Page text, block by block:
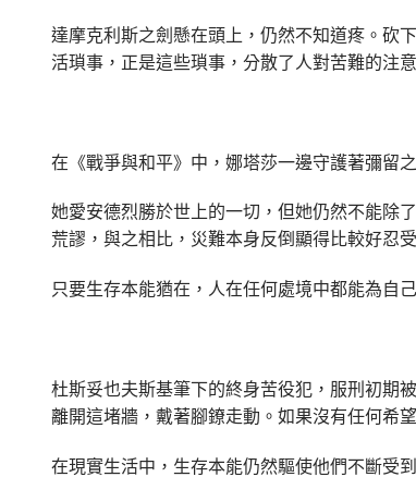
達摩克利斯之劍懸在頭上，仍然不知道疼。砍
活瑣事，正是這些瑣事，分散了人對苦難的注
在《戰爭與和平》中，娜塔莎一邊守護著彌留
她愛安德烈勝於世上的一切，但她仍然不能除
荒謬，與之相比，災難本身反倒顯得比較好忍
只要生存本能猶在，人在任何處境中都能為自
杜斯妥也夫斯基筆下的終身苦役犯，服刑初期
離開這堵牆，戴著腳鐐走動。如果沒有任何希
在現實生活中，生存本能仍然驅使他們不斷受